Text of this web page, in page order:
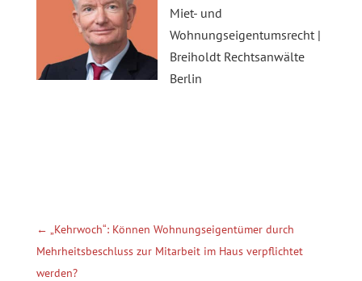
Miet- und
Wohnungseigentumsrecht |
Breiholdt Rechtsanwälte
Berlin
← „Kehrwoch“: Können Wohnungseigentümer durch
Mehrheitsbeschluss zur Mitarbeit im Haus verpflichtet
werden?